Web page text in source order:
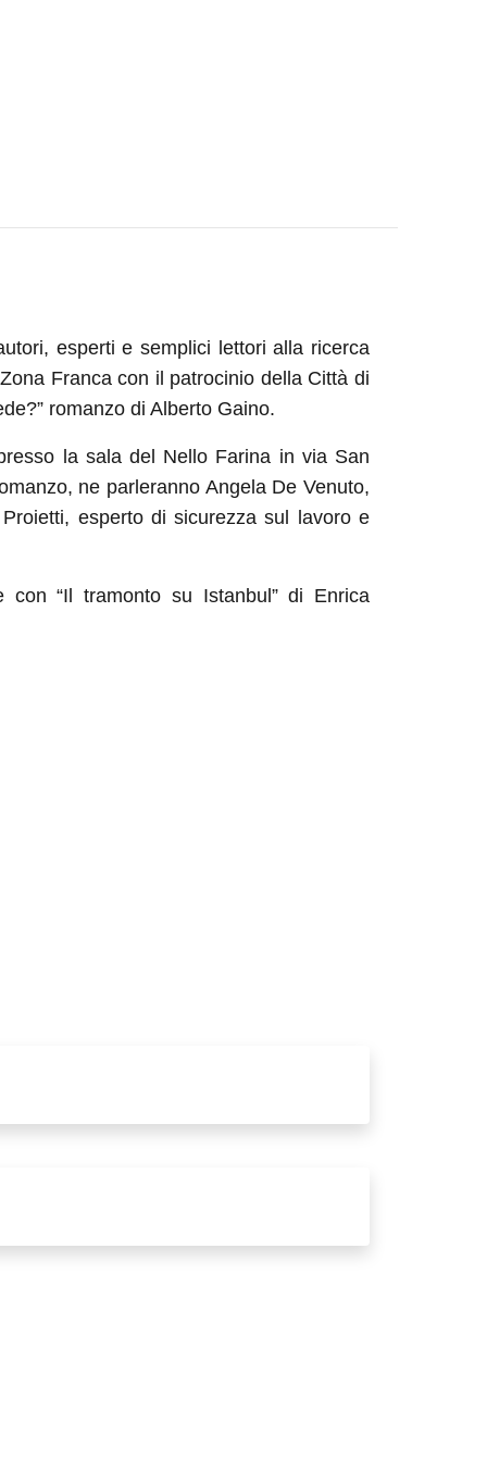
esperti e semplici lettori alla ricerca
Franca con il patrocinio della Città di
romanzo di Alberto Gaino.
la sala del Nello Farina in via San
ne parleranno Angela De Venuto,
esperto di sicurezza sul lavoro e
“Il tramonto su Istanbul” di Enrica